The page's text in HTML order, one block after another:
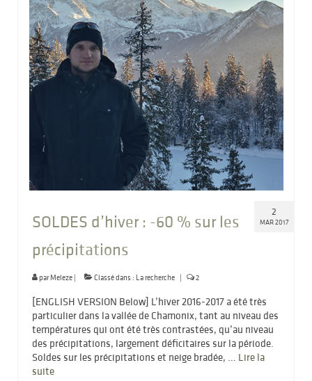
2
MAR 2017
SOLDES d’hiver : -60 % sur les
précipitations
parMeleze | Classé dans : La recherche | 2
[ENGLISH VERSION Below] L’hiver 2016-2017 a été très
particulier dans la vallée de Chamonix, tant au niveau des
températures qui ont été très contrastées, qu’au niveau
des précipitations, largement déficitaires sur la période.
Soldes sur les précipitations et neige bradée, … Lire la
suite­­